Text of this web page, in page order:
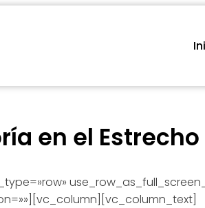
en el